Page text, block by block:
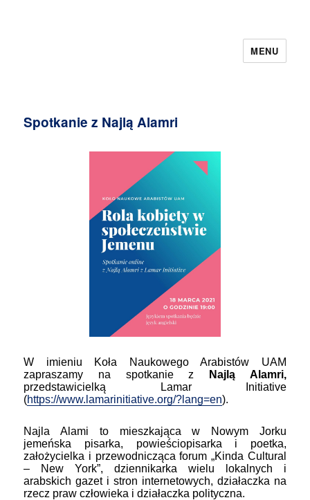
MENU
Spotkanie z Najlą Alamri
W imieniu Koła Naukowego Arabistów UAM
zapraszamy na spotkanie z
Najlą Alamri,
przedstawicielką Lamar Initiative
(https://www.lamarinitiative.org/?lang=en).
Najla Alami to mieszkająca w Nowym Jorku
jemeńska pisarka, powieściopisarka i poetka,
założycielka i przewodnicząca forum „Kinda Cultural
– New York”, dziennikarka wielu lokalnych i
arabskich gazet i stron internetowych, działaczka na
rzecz praw człowieka i działaczka polityczna.